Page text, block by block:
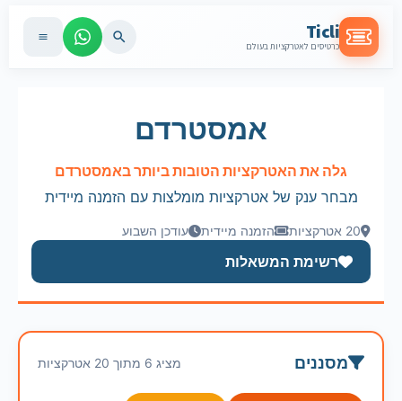
Ticli
כרטיסים לאטרקציות בעולם
אמסטרדם
גלה את האטרקציות הטובות ביותר באמסטרדם
מבחר ענק של אטרקציות מומלצות עם הזמנה מיידית
20 אטרקציות הזמנה מיידית עודכן השבוע
רשימת המשאלות
מסננים מציג 6 מתוך 20 אטרקציות